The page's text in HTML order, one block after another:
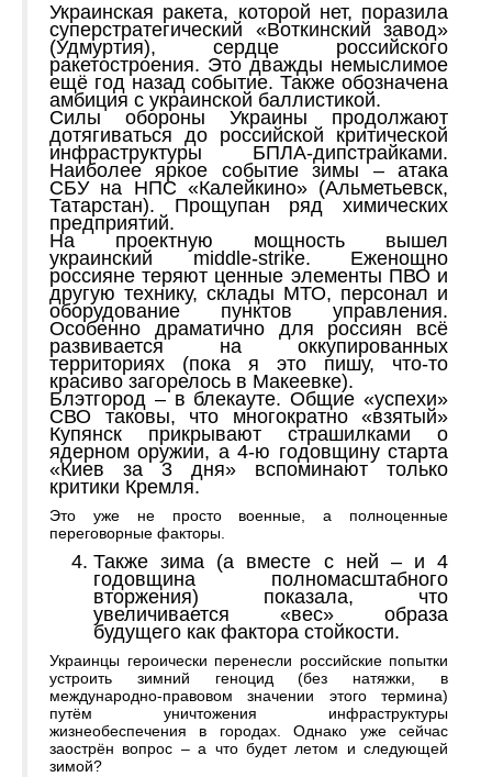
Украинская ракета, которой нет, поразила
суперстратегический «Воткинский завод»
(Удмуртия), сердце российского
ракетостроения. Это дважды немыслимое
ещё год назад событие. Также обозначена
амбиция с украинской баллистикой.
Силы обороны Украины продолжают
дотягиваться до российской критической
инфраструктуры БПЛА-дипстрайками.
Наиболее яркое событие зимы – атака
СБУ на НПС «Калейкино» (Альметьевск,
Татарстан). Прощупан ряд химических
предприятий.
На проектную мощность вышел
украинский middle-strike. Еженощно
россияне теряют ценные элементы ПВО и
другую технику, склады МТО, персонал и
оборудование пунктов управления.
Особенно драматично для россиян всё
развивается на оккупированных
территориях (пока я это пишу, что-то
красиво загорелось в Макеевке).
Блэтгород – в блекауте. Общие «успехи»
СВО таковы, что многократно «взятый»
Купянск прикрывают страшилками о
ядерном оружии, а 4-ю годовщину старта
«Киев за 3 дня» вспоминают только
критики Кремля.
Это уже не просто военные, а полноценные
переговорные факторы.
Также зима (а вместе с ней – и 4
годовщина полномасштабного
вторжения) показала, что
увеличивается «вес» образа
будущего как фактора стойкости.
Украинцы героически перенесли российские попытки
устроить зимний геноцид (без натяжки, в
международно-правовом значении этого термина)
путём уничтожения инфраструктуры
жизнеобеспечения в городах. Однако уже сейчас
заострён вопрос – а что будет летом и следующей
зимой?